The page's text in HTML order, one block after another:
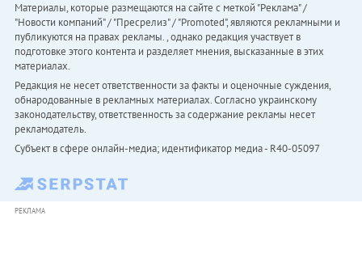
Материалы, которые размещаются на сайте с меткой "Реклама" /
"Новости компаний" / "Пресрелиз" / "Promoted", являются рекламными и
публикуются на правах рекламы. , однако редакция участвует в
подготовке этого контента и разделяет мнения, высказанные в этих
материалах.
Редакция не несет ответственности за факты и оценочные суждения,
обнародованные в рекламных материалах. Согласно украинскому
законодательству, ответственность за содержание рекламы несет
рекламодатель.
Субъект в сфере онлайн-медиа; идентификатор медиа - R40-05097
РЕКЛАМА